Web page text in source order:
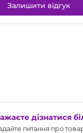
Залишити відгук
дізнатися
питання про